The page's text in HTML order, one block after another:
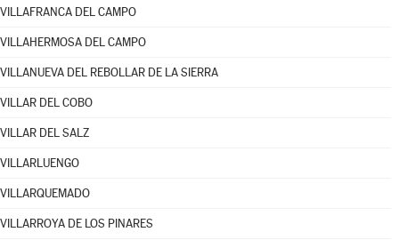
VILLAFRANCA DEL CAMPO
VILLAHERMOSA DEL CAMPO
VILLANUEVA DEL REBOLLAR DE LA SIERRA
VILLAR DEL COBO
VILLAR DEL SALZ
VILLARLUENGO
VILLARQUEMADO
VILLARROYA DE LOS PINARES